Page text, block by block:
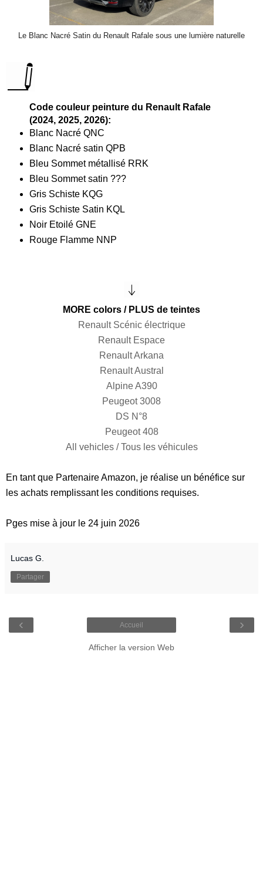
Le Blanc Nacré Satin du Renault Rafale sous une lumière naturelle
Code couleur peinture du Renault Rafale
(2024, 2025, 2026):
Blanc Nacré QNC
Blanc Nacré satin QPB
Bleu Sommet métallisé RRK
Bleu Sommet satin ???
Gris Schiste KQG
Gris Schiste Satin KQL
Noir Etoilé GNE
Rouge Flamme NNP
MORE colors / PLUS de teintes
Renault Scénic électrique
Renault Espace
Renault Arkana
Renault Austral
Alpine A390
Peugeot 3008
DS N°8
Peugeot 408
All vehicles / Tous les véhicules
En tant que Partenaire Amazon, je réalise un bénéfice sur
les achats remplissant les conditions requises.
Pges mise à jour le 24 juin 2026
Lucas G.
Partager
‹ ›
Accueil
Afficher la version Web